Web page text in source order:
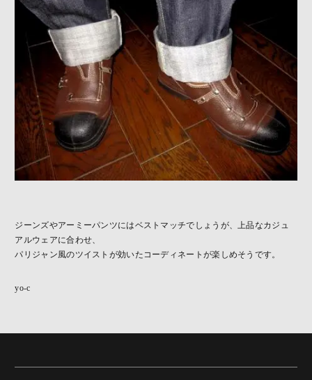
ジーンズやアーミーパンツにはベストマッチでしょうが、上品なカジュ
アルウェアに合わせ、
パリジャン風のツイストが効いたコーディネートが楽しめそうです。
yo-c